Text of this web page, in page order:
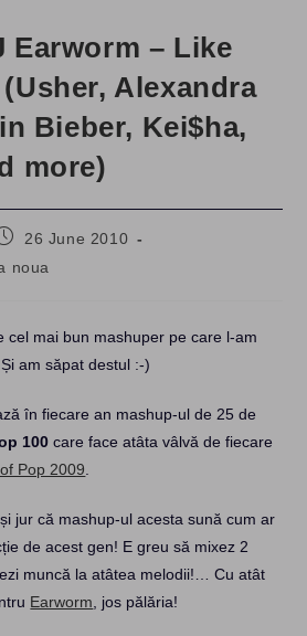
Earworm – Like
Alexandra
Bieber, Kei$ha,
more)
26 June 2010
noua
cel mai bun mashuper pe care l-am
am săpat destul :-)
în fiecare an mashup-ul de 25 de
100 care face atâta vâlvă de fiecare
Pop 2009
jur că mashup-ul acesta sună cum ar
de acest gen! E greu să mixez 2
muncă la atâtea melodii!… Cu atât
Earworm , jos pălăria!